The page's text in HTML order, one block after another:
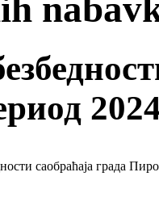
саобраћаја града